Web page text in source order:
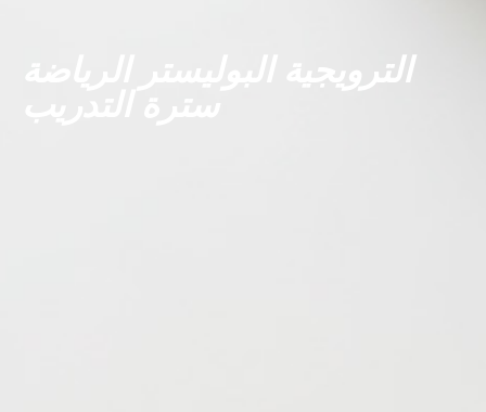
الترويجية البوليستر الرياضة